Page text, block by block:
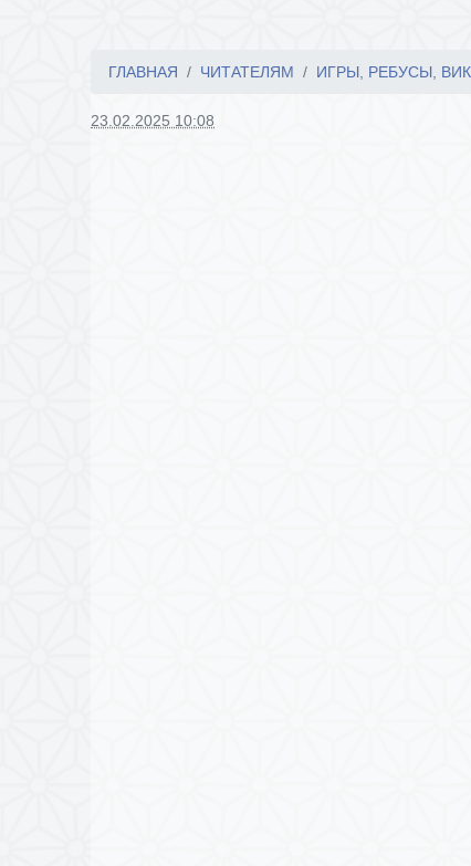
ГЛАВНАЯ ЧИТАТЕЛЯМ ИГРЫ, РЕБУСЫ,
23.02.2025 10:08